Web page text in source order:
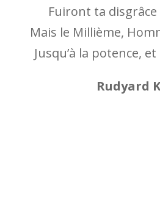
Fuiront ta
Mais le Millième,
Jusqu’à la potence,
Rudyard